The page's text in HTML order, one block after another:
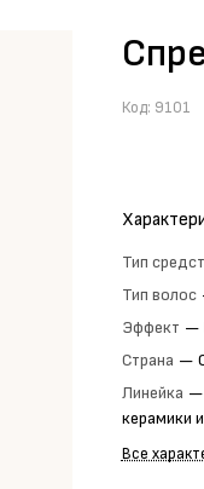
Код: 9101
Тип
Тип волос
Эффект —
Страна —
Линейка —
керамики
Все